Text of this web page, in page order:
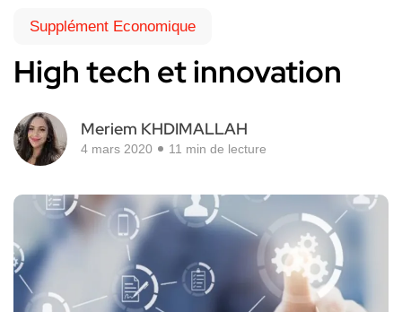
Supplément Economique
High tech et innovation
Meriem KHDIMALLAH
4 mars 2020 11 min de lecture